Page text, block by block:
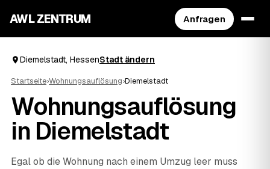
AWL ZENTRUM Anfragen
Diemelstadt, HessenStadt ändern
Startseite›Wohnungsauflösung›Diemelstadt
Wohnungsauflösung
in Diemelstadt
Egal ob die Wohnung nach einem Umzug leer muss